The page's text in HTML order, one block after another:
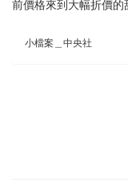
前價格來到大幅折價的
小檔案＿中央社